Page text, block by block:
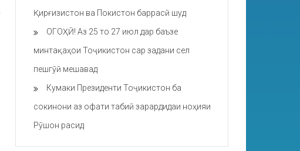
Қирғизистон ва Покистон баррасӣ шуд
ОГОҲӢ! Аз 25 то 27 июл дар баъзе
минтақаҳои Тоҷикистон сар задани сел
пешгӯӣ мешавад
Кумаки Президенти Тоҷикистон ба
сокинони аз офати табиӣ зарардидаи ноҳияи
Рӯшон расид